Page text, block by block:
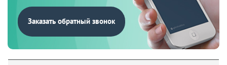
Заказать обратный звонок